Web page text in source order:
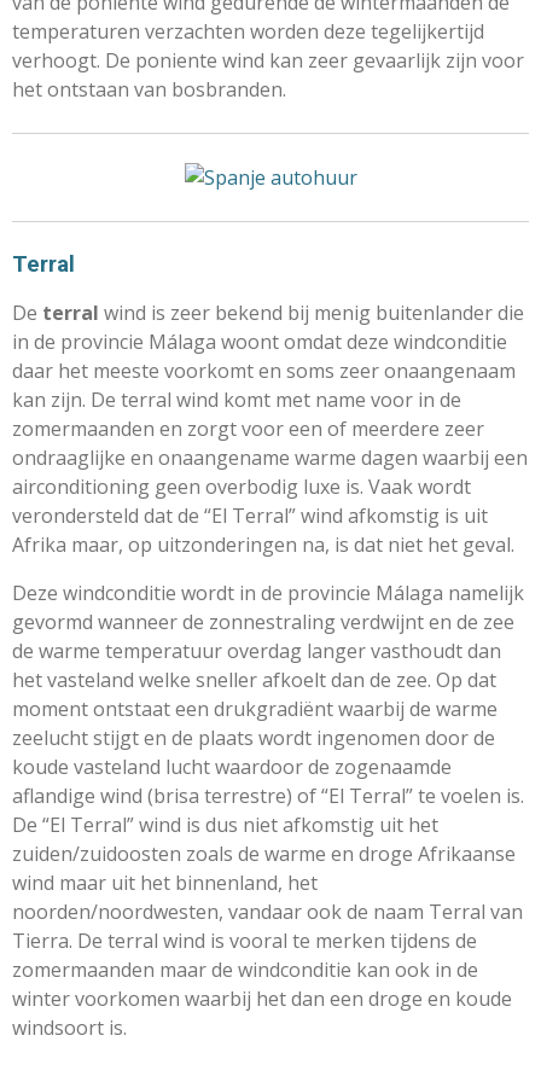
temperaturen verzachten worden deze tegelijkertijd
verhoogt. De poniente wind kan zeer gevaarlijk zijn voor
het ontstaan van bosbranden.
Terral
De terral wind is zeer bekend bij menig buitenlander die
in de provincie Málaga woont omdat deze windconditie
daar het meeste voorkomt en soms zeer onaangenaam
kan zijn. De terral wind komt met name voor in de
zomermaanden en zorgt voor een of meerdere zeer
ondraaglijke en onaangename warme dagen waarbij een
airconditioning geen overbodig luxe is. Vaak wordt
verondersteld dat de “El Terral” wind afkomstig is uit
Afrika maar, op uitzonderingen na, is dat niet het geval.
Deze windconditie wordt in de provincie Málaga namelijk
gevormd wanneer de zonnestraling verdwijnt en de zee
de warme temperatuur overdag langer vasthoudt dan
het vasteland welke sneller afkoelt dan de zee. Op dat
moment ontstaat een drukgradiënt waarbij de warme
zeelucht stijgt en de plaats wordt ingenomen door de
koude vasteland lucht waardoor de zogenaamde
aflandige wind (brisa terrestre) of “El Terral” te voelen is.
De “El Terral” wind is dus niet afkomstig uit het
zuiden/zuidoosten zoals de warme en droge Afrikaanse
wind maar uit het binnenland, het
noorden/noordwesten, vandaar ook de naam Terral van
Tierra. De terral wind is vooral te merken tijdens de
zomermaanden maar de windconditie kan ook in de
winter voorkomen waarbij het dan een droge en koude
windsoort is.